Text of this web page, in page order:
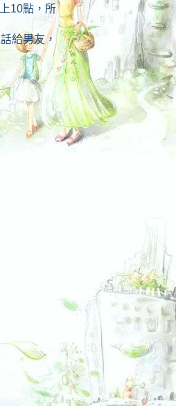
10點，所
給男友，
個捷運站？